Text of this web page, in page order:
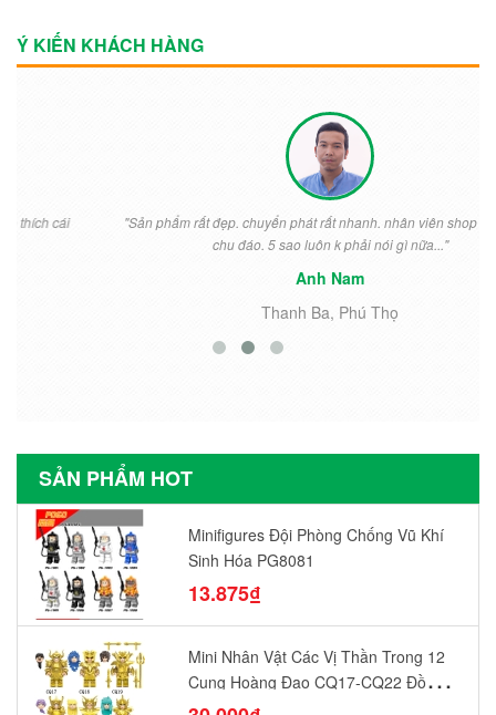
Ý KIẾN KHÁCH HÀNG
"Sản phẩm rất đẹp. chuyển phát rất nhanh. nhân viên shop nhiệt tình
chu đáo. 5 sao luôn k phải nói gì nữa..."
Thanh Ba, Phú Thọ
SẢN PHẨM HOT
Minifigures Đội Phòng Chống Vũ Khí
Sinh Hóa PG8081
13.875₫
Mini Nhân Vật Các Vị Thần Trong 12
Cung Hoàng Đạo CQ17-CQ22 Đồ
Chơi Lắp Ráp Mô Hình Yêu Thích